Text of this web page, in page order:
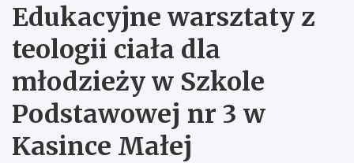
Edukacyjne warsztaty z
teologii ciała dla
młodzieży w Szkole
Podstawowej nr 3 w
Kasince Małej